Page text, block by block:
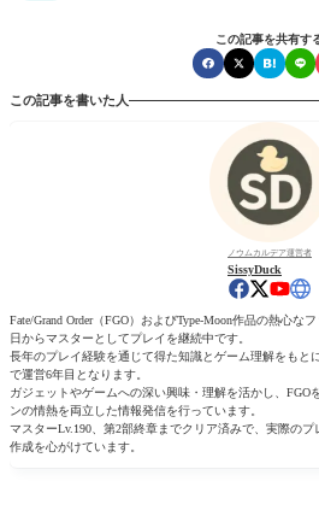
この記事を共有す
この記事を書いた人
ノウムカルデア運営者
SissyDuck
Fate/Grand Order（FGO）およびType-Moon作品の熱心な
日からマスターとしてプレイを継続中です。
長年のプレイ経験を通じて得た知識とゲーム理解をもと
で運営6年目となります。
ガジェットやゲームへの深い興味・理解を活かし、FGO
ンの情熱を両立した情報発信を行っています。
マスターLv.190、第2部終章までクリア済みで、実際の
作成を心がけています。